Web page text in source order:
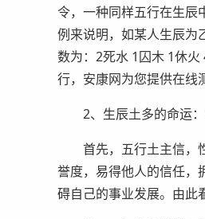
令，一种同样五行在生辰
例来说明，如某人生辰为
数为：2死水 1囚木 1休
行，安康网为您提供在线
2、生辰土多的命运：
首先，五行土主信，性
誉度，易得他人的信任，
碍自己的事业发展。由此